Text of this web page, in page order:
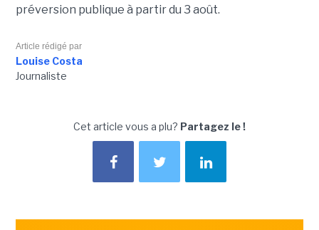
préversion publique à partir du 3 août.
Article rédigé par
Louise Costa
Journaliste
Cet article vous a plu? Partagez le !